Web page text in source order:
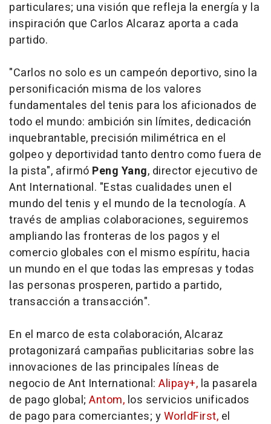
particulares; una visión que refleja la energía y la
inspiración que Carlos Alcaraz aporta a cada
partido.
"Carlos no solo es un campeón deportivo, sino la
personificación misma de los valores
fundamentales del tenis para los aficionados de
todo el mundo: ambición sin límites, dedicación
inquebrantable, precisión milimétrica en el
golpeo y deportividad tanto dentro como fuera de
la pista", afirmó Peng Yang, director ejecutivo de
Ant International. "Estas cualidades unen el
mundo del tenis y el mundo de la tecnología. A
través de amplias colaboraciones, seguiremos
ampliando las fronteras de los pagos y el
comercio globales con el mismo espíritu, hacia
un mundo en el que todas las empresas y todas
las personas prosperen, partido a partido,
transacción a transacción".
En el marco de esta colaboración, Alcaraz
protagonizará campañas publicitarias sobre las
innovaciones de las principales líneas de
negocio de Ant International: Alipay+, la pasarela
de pago global; Antom, los servicios unificados
de pago para comerciantes; yWorldFirst, el